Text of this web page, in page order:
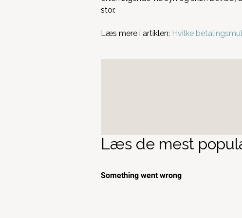
stor.
Læs mere i artiklen: Hvilke
Læs de mest